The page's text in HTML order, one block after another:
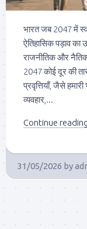
भारत जब 2047 में
ऐतिहासिक पड़ाव का
राजनीतिक और
2047 कोई दूर की
प्रवृत्तियाँ, जैसे
व्यवहार,...
Continue
31/05/2026 by